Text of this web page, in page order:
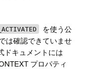
を使う公
は確認できていませ
ドキュメントには
プロパティ